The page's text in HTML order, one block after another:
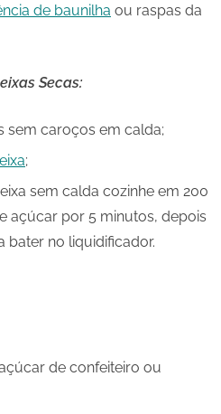
de baunilha ou raspas da
Secas:
sem caroços em calda;
;
sem calda cozinhe em 200
açúcar por 5 minutos, depois
bater no liquidificador.
de confeiteiro ou